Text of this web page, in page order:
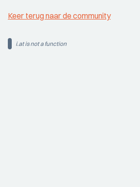
Keer terug naar de community
i.at is not a function